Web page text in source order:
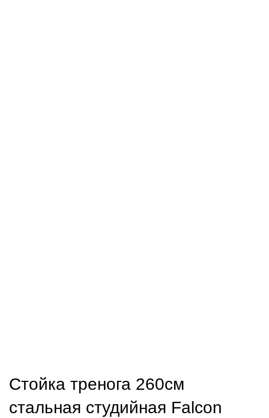
Стойка тренога 260см
стальная студийная Falcon